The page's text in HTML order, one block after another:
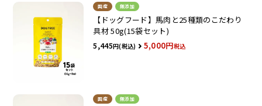
国産 無添加
【ドッグフード】馬肉と25種類のこだわり
具材 50g(15袋セット)
5,445 5,000 税込
国産 無添加